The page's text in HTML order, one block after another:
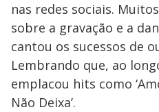
nas redes sociais.
sobre a gravação e a
cantou os sucessos de
Lembrando que, ao
emplacou hits como
Não Deixa’.